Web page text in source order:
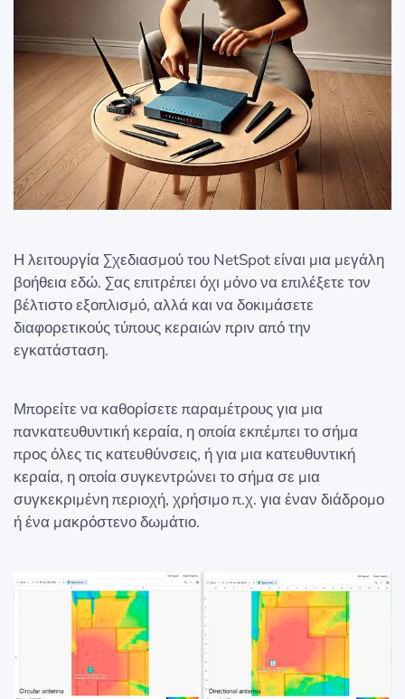
Η λειτουργία Σχεδιασμού του NetSpot είναι μια μεγάλη
βοήθεια εδώ. Σας επιτρέπει όχι μόνο να επιλέξετε τον
βέλτιστο εξοπλισμό, αλλά και να δοκιμάσετε
διαφορετικούς τύπους κεραιών πριν από την
εγκατάσταση.
Μπορείτε να καθορίσετε παραμέτρους για μια
πανκατευθυντική κεραία, η οποία εκπέμπει το σήμα
προς όλες τις κατευθύνσεις, ή για μια κατευθυντική
κεραία, η οποία συγκεντρώνει το σήμα σε μια
συγκεκριμένη περιοχή, χρήσιμο π.χ. για έναν διάδρομο
ή ένα μακρόστενο δωμάτιο.